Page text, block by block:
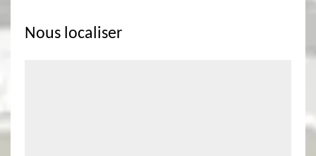
Nous localiser